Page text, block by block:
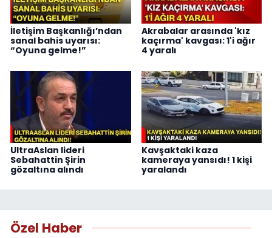
İletişim Başkanlığı’ndan
sanal bahis uyarısı:
“Oyuna gelme!”
Akrabalar arasında 'kız
kaçırma' kavgası: 1'i ağır
4 yaralı
UltraAslan lideri
Sebahattin Şirin
gözaltına alındı
Kavşaktaki kaza
kameraya yansıdı! 1 kişi
yaralandı
Özel Haber